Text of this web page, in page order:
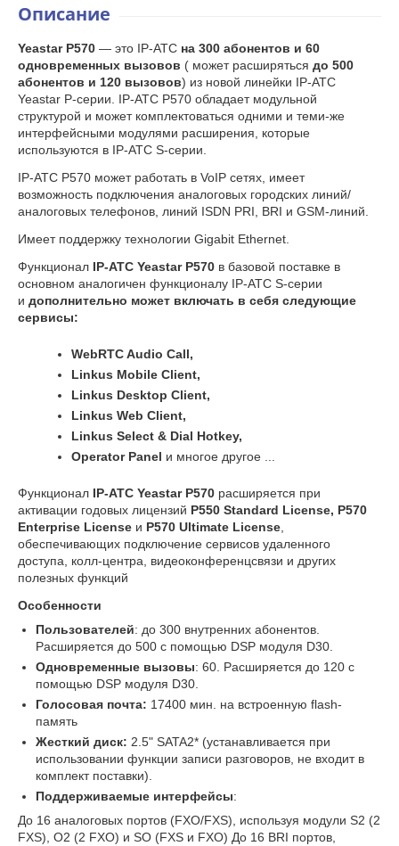
Описание
Yeastar P570 — это IP-АТС на 300 абонентов и 60
одновременных вызовов ( может расширяться до 500
абонентов и 120 вызовов) из новой линейки IP-АТС
Yeastar P-серии. IP-АТС P570 обладает модульной
структурой и может комплектоваться одними и теми-же
интерфейсными модулями расширения, которые
используются в IP-АТС S-серии.
IP-АТС P570 может работать в VoIP сетях, имеет
возможность подключения аналоговых городских линий/
аналоговых телефонов, линий ISDN PRI, BRI и GSM-линий.
Имеет поддержку технологии Gigabit Ethernet.
Функционал IP-АТС Yeastar P570 в базовой поставке в
основном аналогичен функционалу IP-АТС S-серии
и дополнительно может включать в себя следующие
сервисы:
WebRTC Audio Call,
Linkus Mobile Client,
Linkus Desktop Client,
Linkus Web Client,
Linkus Select & Dial Hotkey,
Operator Panel и многое другое ...
Функционал IP-АТС Yeastar P570 расширяется при
активации годовых лицензий P550 Standard License, P570
Enterprise License и P570 Ultimate License
обеспечивающих подключение сервисов удаленного
доступа, колл-центра, видеоконференцсвязи и других
полезных функций
Особенности
Пользователей: до 300 внутренних абонентов.
Расширяется до 500 с помощью DSP модуля D30.
Одновременные вызовы: 60. Расширяется до 120 с
помощью DSP модуля D30.
Голосовая почта: 17400 мин. на встроенную flash-
память
Жесткий диск: 2.5" SATA2* (устанавливается при
использовании функции записи разговоров, не входит в
комплект поставки).
Поддерживаемые интерфейсы:
До 16 аналоговых портов (FXO/FXS), используя модули S2 (2
FXS), O2 (2 FXO) и SO (FXS и FXO) До 16 BRI портов,